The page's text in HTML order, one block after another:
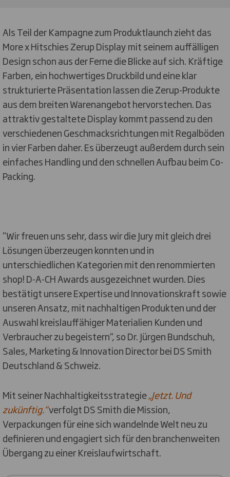
Als Teil der Kampagne zum Produktlaunch zieht das
More x Hitschies Zerup Display mit seinem auffälligen
Design schon aus der Ferne die Blicke auf sich. Kräftige
Farben, ein hochwertiges Druckbild und eine klar
strukturierte Präsentation lassen die Zerup-Produkte
aus dem breiten Warenangebot hervorstechen. Das
attraktiv gestaltete Display kommt passend zu den
verschiedenen Geschmacksrichtungen mit Regalböden
in vier Farben daher. Es überzeugt außerdem durch sein
einfaches Handling und den schnellen Aufbau beim Co-
Packing.
"Wir freuen uns sehr, dass wir die Jury mit gleich drei
Lösungen überzeugen konnten und in
unterschiedlichen Kategorien mit den renommierten
shop! D-A-CH Awards ausgezeichnet wurden. Dies
bestätigt unsere Expertise und Innovationskraft sowie
unseren Ansatz, mit nachhaltigen Produkten und der
Auswahl kreislauffähiger Materialien Kunden und
Verbraucher zu begeistern“, so Dr. Jürgen Bundschuh,
Sales, Marketing & Innovation Director bei DS Smith
Deutschland & Schweiz.
Mit seiner Nachhaltigkeitsstrategie„Jetzt. Und
zukünftig.“verfolgt DS Smith die Mission,
Verpackungen für eine sich wandelnde Welt neu zu
definieren und engagiert sich für den branchenweiten
Übergang zu einer Kreislaufwirtschaft.